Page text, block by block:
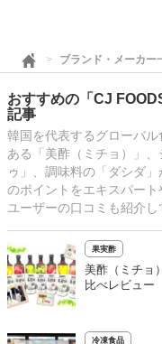
ブランド・メーカー
おすすめの「CJ
記事
韓国を代表するグローバ
ある「美酢（ミチョ）」
ゥ」、調味料の「ダシダ
のポイントをエキスパー
ユーザーの口コミも紹介し
果実酢
美酢（ミチョ
比べレビュー
冷凍食品